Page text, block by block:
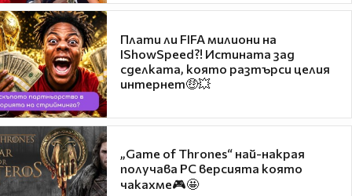
Плати ли FIFA милиони на
IShowSpeed?! Истината зад
сделката, която разтърси целия
интернет🤑💥
„Game of Thrones“ най-накрая
получава PC версията която
чакахме🎮🤩